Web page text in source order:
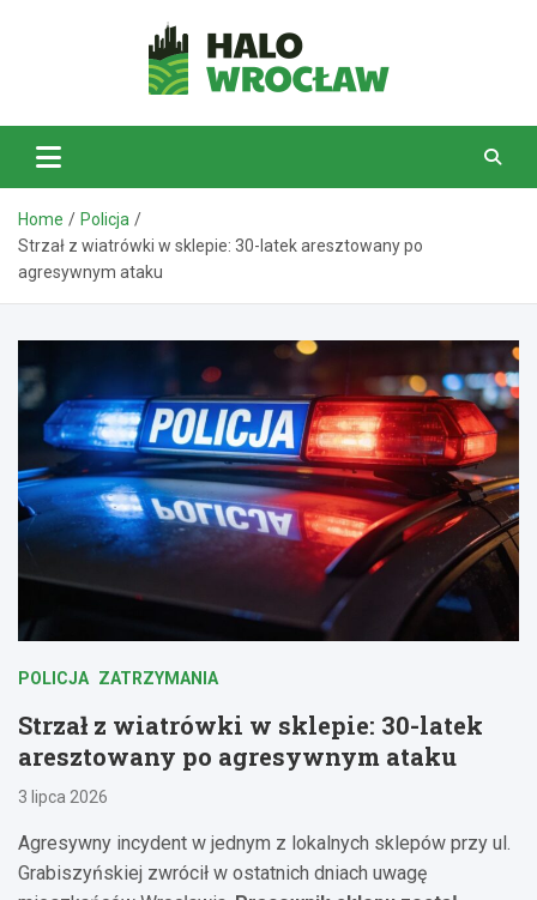
HaloWrocław.pl
Home
Policja
Strzał z wiatrówki w sklepie: 30-latek aresztowany po
agresywnym ataku
POLICJA ZATRZYMANIA
Strzał z wiatrówki w sklepie: 30-latek
aresztowany po agresywnym ataku
3 lipca 2026
Agresywny incydent w jednym z lokalnych sklepów przy ul.
Grabiszyńskiej zwrócił w ostatnich dniach uwagę